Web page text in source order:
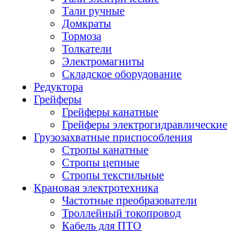
Тали ручные
Домкраты
Тормоза
Толкатели
Электромагниты
Складское оборудование
Редуктора
Грейферы
Грейферы канатные
Грейферы электрогидравлические
Грузозахватные приспособления
Стропы канатные
Стропы цепные
Стропы текстильные
Крановая электротехника
Частотные преобразователи
Троллейный токопровод
Кабель для ПТО